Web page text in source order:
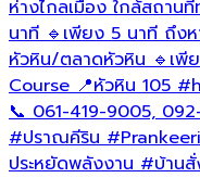
ห่างไกลเมือง ใกล้สถาน
นาที 🔹เพียง 5 นาที ถึง
หัวหิน/ตลาดหัวหิน 🔹เพี
Course 📍หัวหิน 105
📞 061-419-9005,
#ปราณคีริน
ประหยัดพลังงาน #บ้านสั่